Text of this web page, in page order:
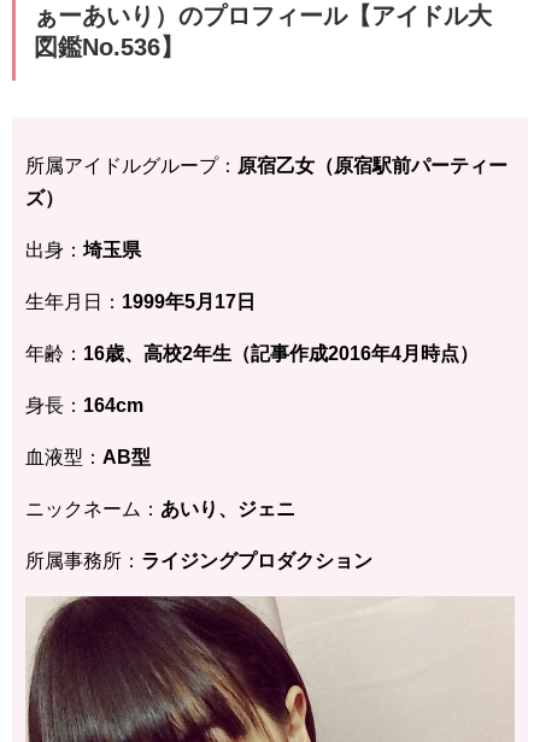
ぁーあいり）のプロフィール【アイドル大
図鑑No.536】
所属アイドルグループ： 原宿乙女（原宿駅前パーティー
ズ）
出身： 埼玉県
生年月日： 1999年5月17 日
年齢： 16歳、高校2年生 （記事作成2016年4月時点）
身長： 164cm
血液型： AB型
ニックネーム： あいり、ジェニ
所属事務所： ライジングプロダクション